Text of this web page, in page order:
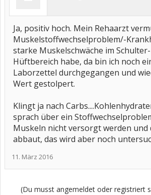
Ja, positiv hoch. Mein Rehaarzt
Muskelstoffwechselproblem/-
starke Muskelschwäche im
Hüftbereich habe, da bin ich noch
Laborzettel durchgegangen und
Wert gestolpert.
Klingt ja nach
sprach über ein
Muskeln nicht versorgt werden
abbaut, das wird aber noch
11. März 2016
(Du musst angemeldet oder registriert